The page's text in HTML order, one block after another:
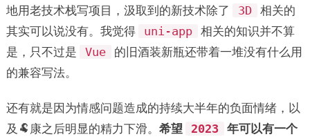
地用老技术栈写项目，汲取到的新技术除了
3D
相关的
其实可以说没有。我觉得
uni-app
相关的知识并不算
是，只不过是
Vue
的旧酒装新瓶还带着一堆没有什么用
的兼容写法。
还有就是因为情感问题造成的持续大半年的负面情绪，以
及🐏康之后明显的精力下滑。 希望 2023
年可以有一个